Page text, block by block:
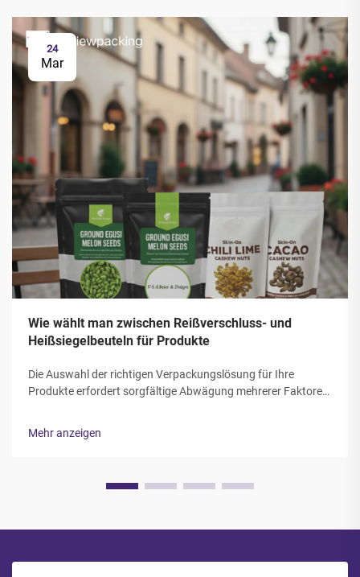
24
Mar
Wie wählt man zwischen Reißverschluss- und
Heißsiegelbeuteln für Produkte
Die Auswahl der richtigen Verpackungslösung für Ihre
Produkte erfordert sorgfältige Abwägung mehrerer Faktoren,
zwischen Reißverschluss- und Heißsiegelbeuteln stellt...
Mehr anzeigen